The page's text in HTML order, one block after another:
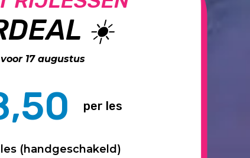
☀️
17 augustus
per les
(handgeschakeld)